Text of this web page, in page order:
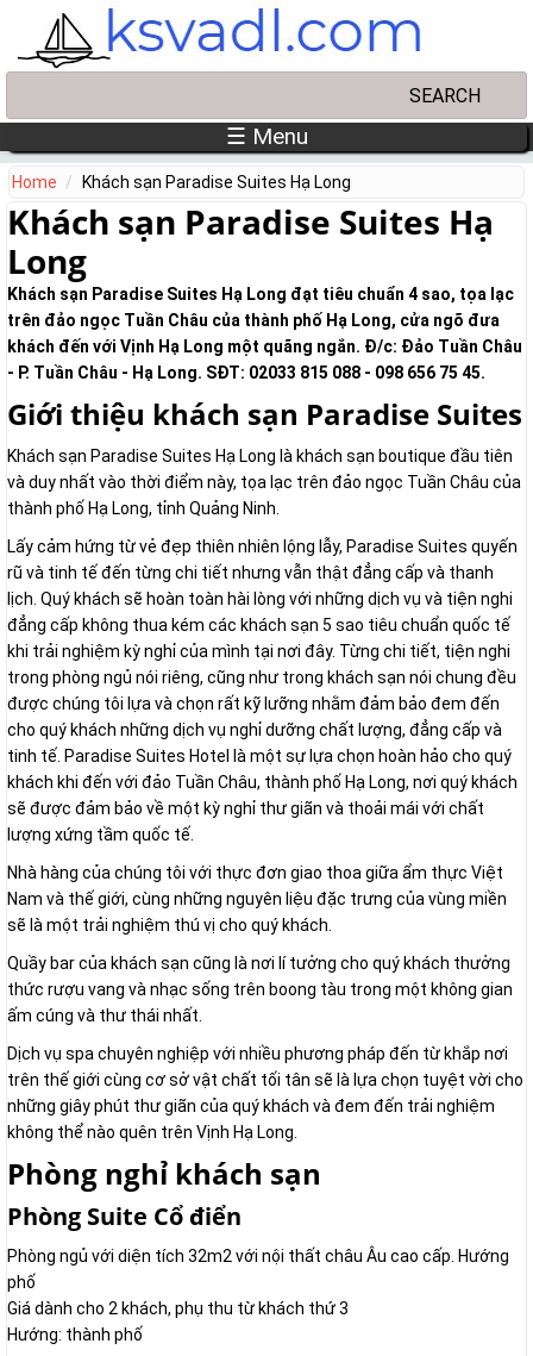
Skip to main content
☰ Menu
Home Khách sạn Paradise Suites Hạ Long
Khách sạn Paradise Suites Hạ
Long
Khách sạn Paradise Suites Hạ Long đạt tiêu chuẩn 4 sao, tọa lạc
trên đảo ngọc Tuần Châu của thành phố Hạ Long, cửa ngõ đưa
khách đến với Vịnh Hạ Long một quãng ngắn. Đ/c: Đảo Tuần Châu
- P. Tuần Châu - Hạ Long. SĐT: 02033 815 088 - 098 656 75 45.
Giới thiệu khách sạn Paradise Suites
Khách sạn Paradise Suites Hạ Long là khách sạn boutique đầu tiên
và duy nhất vào thời điểm này, tọa lạc trên đảo ngọc Tuần Châu của
thành phố Hạ Long, tỉnh Quảng Ninh.
Lấy cảm hứng từ vẻ đẹp thiên nhiên lộng lẫy, Paradise Suites quyến
rũ và tinh tế đến từng chi tiết nhưng vẫn thật đẳng cấp và thanh
lịch. Quý khách sẽ hoàn toàn hài lòng với những dịch vụ và tiện nghi
đẳng cấp không thua kém các khách sạn 5 sao tiêu chuẩn quốc tế
khi trải nghiệm kỳ nghỉ của mình tại nơi đây. Từng chi tiết, tiện nghi
trong phòng ngủ nói riêng, cũng như trong khách sạn nói chung đều
được chúng tôi lựa và chọn rất kỹ lưỡng nhằm đảm bảo đem đến
cho quý khách những dịch vụ nghỉ dưỡng chất lượng, đẳng cấp và
tinh tế. Paradise Suites Hotel là một sự lựa chọn hoàn hảo cho quý
khách khi đến với đảo Tuần Châu, thành phố Hạ Long, nơi quý khách
sẽ được đảm bảo về một kỳ nghỉ thư giãn và thoải mái với chất
lượng xứng tầm quốc tế.
Nhà hàng của chúng tôi với thực đơn giao thoa giữa ẩm thực Việt
Nam và thế giới, cùng những nguyên liệu đặc trưng của vùng miền
sẽ là một trải nghiệm thú vị cho quý khách.
Quầy bar của khách sạn cũng là nơi lí tưởng cho quý khách thưởng
thức rượu vang và nhạc sống trên boong tàu trong một không gian
ấm cúng và thư thái nhất.
Dịch vụ spa chuyên nghiệp với nhiều phương pháp đến từ khắp nơi
trên thế giới cùng cơ sở vật chất tối tân sẽ là lựa chọn tuyệt vời cho
những giây phút thư giãn của quý khách và đem đến trải nghiệm
không thể nào quên trên Vịnh Hạ Long.
Phòng nghỉ khách sạn
Phòng Suite Cổ điển
Phòng ngủ với diện tích 32m2 với nội thất châu Âu cao cấp. Hướng
phố
Giá dành cho 2 khách, phụ thu từ khách thứ 3
Hướng: thành phố